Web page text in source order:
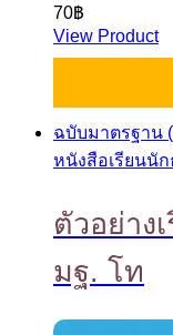
70฿
View Product
ฉบับมาตรฐาน
หนังสือเรียนนั
ตัวอย่าง
มฐ. โท